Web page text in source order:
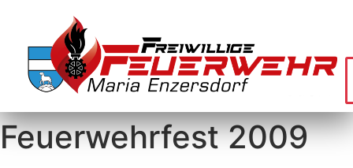
Feuerwehrfest 2009